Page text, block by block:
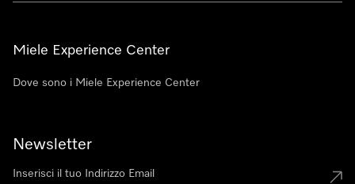
Miele Experience Center
Dove sono i Miele Experience Center
Newsletter